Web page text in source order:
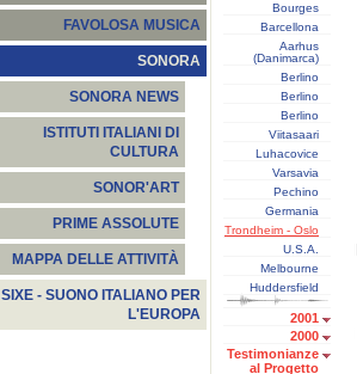
FAVOLOSA MUSICA
SONORA
SONORA NEWS
ISTITUTI ITALIANI DI
CULTURA
SONOR'ART
PRIME ASSOLUTE
MAPPA DELLE ATTIVITÀ
SIXE - SUONO ITALIANO PER
L'EUROPA
Bourges
Barcellona
Aarhus
(Danimarca)
Berlino
Berlino
Berlino
Viitasaari
Luhacovice
Varsavia
Pechino
Germania
Trondheim - Oslo
U.S.A.
Melbourne
Huddersfield
2001
2000
Testimonianze
al Progetto